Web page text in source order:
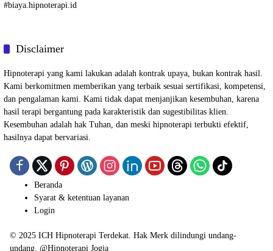
#biaya.hipnoterapi.id
Disclaimer
Hipnoterapi yang kami lakukan adalah kontrak upaya, bukan kontrak hasil.
Kami berkomitmen memberikan yang terbaik sesuai sertifikasi, kompetensi,
dan pengalaman kami. Kami tidak dapat menjanjikan kesembuhan, karena
hasil terapi bergantung pada karakteristik dan sugestibilitas klien.
Kesembuhan adalah hak Tuhan, dan meski hipnoterapi terbukti efektif,
hasilnya dapat bervariasi.
Beranda
Syarat & ketentuan layanan
Login
© 2025 ICH Hipnoterapi Terdekat. Hak Merk dilindungi undang-
undang. @Hipnoterapi Jogja